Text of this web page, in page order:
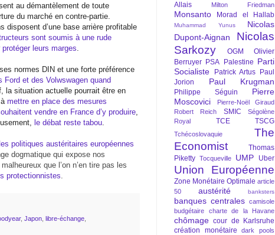
au démantèlement de toute
du marché en contre-partie.
disposent d’une base arrière profitable
sont soumis à une rude
leurs marges
normes DIN et une forte préférence
Ford et des Volwswagen quand
la situation actuelle pourrait être en
mettre en place des mesures
vendre en France d’y produire
le débat reste tabou
politiques austéritaires européennes
dogmatique qui expose nos
que l’on n’en tire pas les
protectionnistes
, Japon libre-échange
Allais
Milton Friedman
Monsanto Morad el Hallab
Muhammad Yunus
Nicolas
Dupont-Aignan
Nicolas
Sarkozy
OGM
Olivier
Berruyer PSA Palestine Parti
Socialiste
Patrick Artus
Paul
Jorion
Paul Krugman
Philippe Séguin
Pierre
Moscovici
Pierre-Noël Giraud
Robert Reich
SMIC
Ségolène
Royal
TCE TSCG
Tchécoslovaquie
The
Economist
Thomas
Piketty Tocqueville UMP Uber
Union Européenne
Zone Monétaire Optimale article
50
austérité banksters
banques centrales camisole
budgétaire
charte de la Havane
chômage cour de Karlsruhe
création monétaire
dark pools